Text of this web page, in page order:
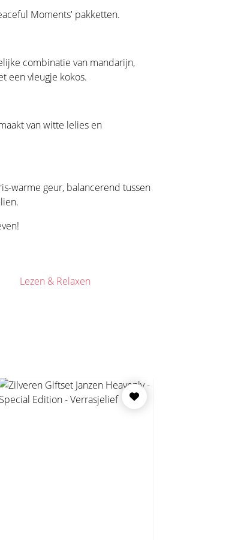
Moments' pakketten.
combinatie van mandarijn,
een vleugje kokos.
van witte lelies en
warme geur, balancerend tussen
Lezen & Relaxen